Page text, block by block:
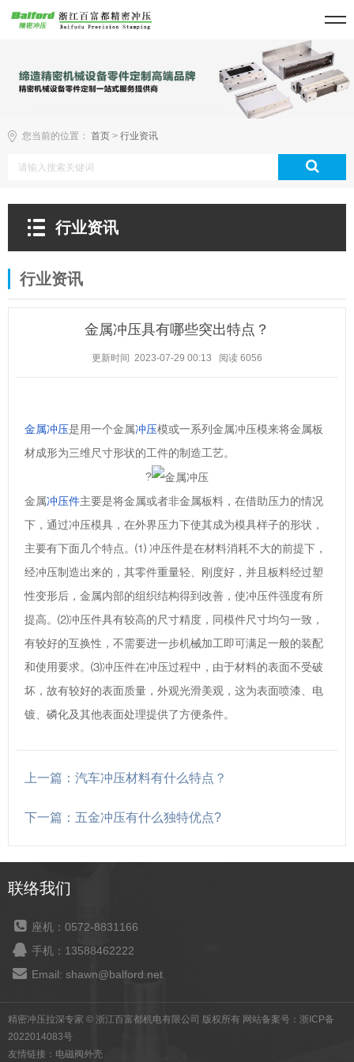
您当前的位置： 首页 > 行业资讯
行业资讯
行业资讯
金属冲压具有哪些突出特点？
更新时间 2023-07-29 00:13 阅读 6056
金属冲压是用一个金属冲压模或一系列金属冲压模来将金属板
材成形为三维尺寸形状的工件的制造工艺。
?
金属冲压件主要是将金属或者非金属板料，在借助压力的情况
下，通过冲压模具，在外界压力下使其成为模具样子的形状，
主要有下面几个特点。⑴ 冲压件是在材料消耗不大的前提下，
经冲压制造出来的，其零件重量轻、刚度好，并且板料经过塑
性变形后，金属内部的组织结构得到改善，使冲压件强度有所
提高。⑵冲压件具有较高的尺寸精度，同模件尺寸均匀一致，
有较好的互换性，不需要进一步机械加工即可满足一般的装配
和使用要求。⑶冲压件在冲压过程中，由于材料的表面不受破
坏，故有较好的表面质量，外观光滑美观，这为表面喷漆、电
镀、磷化及其他表面处理提供了方便条件。
上一篇：汽车冲压材料有什么特点？
下一篇：五金冲压有什么独特优点?
联络我们
座机：0572-8831166
手机：13588462222
Email: shawn@balford.net
精密冲压拉深专家 © 浙江百富都机电有限公司 版权所有 网站备案号： 浙ICP备
2022014083号
友情链接： 电磁阀外壳